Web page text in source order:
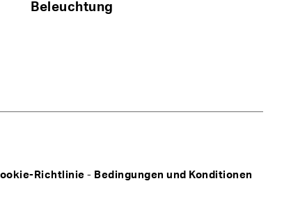
Beleuchtung
Richtlinie - Bedingungen und Konditionen